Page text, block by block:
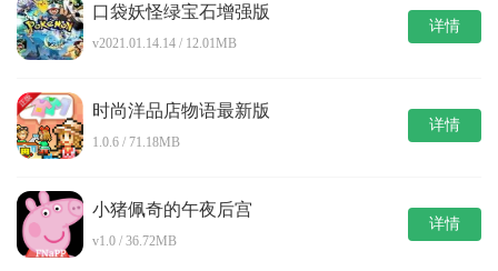
口袋妖怪绿宝石增强版
v2021.01.14.14 / 12.01MB
详情
时尚洋品店物语最新版
1.0.6 / 71.18MB
详情
小猪佩奇的午夜后宫
v1.0 / 36.72MB
详情